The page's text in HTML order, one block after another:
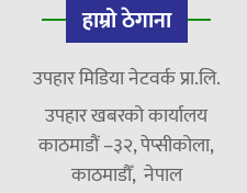
हाम्रो ठेगाना
उपहार मिडिया नेटवर्क प्रा.लि.
उपहार खबरको कार्यालय
काठमाडौं –३२, पेप्सीकोला,
काठमाडौँ, नेपाल